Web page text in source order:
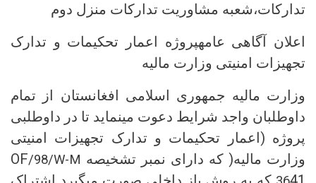
تدارکات،شعبه مشاوریت تدارکات منزل دوم
اعلان آگاهی عامهپروژه اعمار تحکیمات و تدارک
تجهیزات امنیتی وزارت مالیه
وزارت مالیه جمهوری اسلامی افغانستان از تمام
داوطلبان واجد شرایط دعوت مینماید تا در داوطلبی
پروژه (اعمار تحکیمات و تدارک تجهیزات امنیتی
وزارت مالیه( که دارای نمبر تشخیصه M
OF/98/W-